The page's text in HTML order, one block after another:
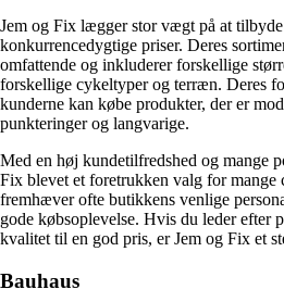
Jem og Fix lægger stor vægt på at
konkurrencedygtige priser. Deres
omfattende og inkluderer forskellige
forskellige cykeltyper og terræn. Deres
kunderne kan købe produkter, der er
punkteringer og langvarige.
Med en høj kundetilfredshed og mange
Fix blevet et foretrukken valg for mange
fremhæver ofte butikkens venlige
gode købsoplevelse. Hvis du leder
kvalitet til en god pris, er Jem og Fix et
Bauhaus